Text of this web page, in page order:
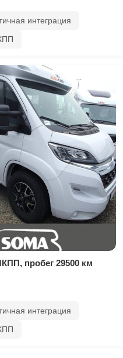
интеграция
пробег 29500 км
интеграция